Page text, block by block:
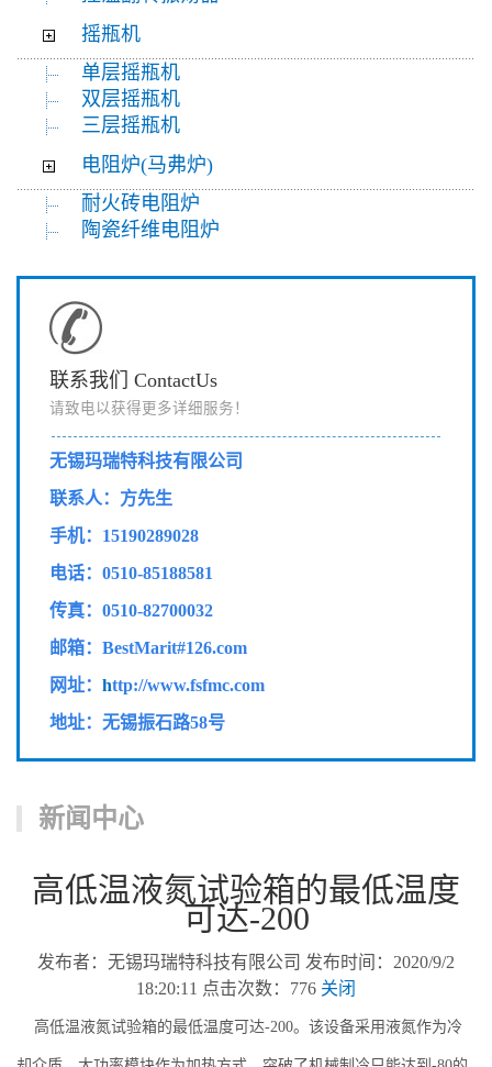
摇瓶机
单层摇瓶机
双层摇瓶机
三层摇瓶机
电阻炉(马弗炉)
耐火砖电阻炉
陶瓷纤维电阻炉
联系我们 ContactUs
请致电以获得更多详细服务！
无锡玛瑞特科技有限公司
联系人：方先生
手机：15190289028
电话：0510-85188581
传真： 0510-82700032
邮箱：BestMarit#126.com
网址： http://www.fsfmc.com
地址：无锡振石路58号
新闻中心
高低温液氮试验箱的最低温度
可达-200
发布者：无锡玛瑞特科技有限公司 发布时间：2020/9/2
18:20:11 点击次数：776 关闭
高低温液氮试验箱的最低温度可达-200。该设备采用液氮作为冷